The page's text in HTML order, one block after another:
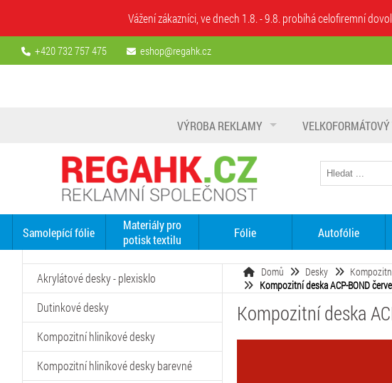
Vážení zákazníci, ve dnech 1.8. - 9.8. probíhá celofiremní
+420 732 757 475 eshop@regahk.cz
VÝROBA REKLAMY
Samolepící fólie
Materiály pro
potisk textilu
Fólie Autofólie
Akrylátové desky - plexisklo
Dutinkové desky
Kompozitní hliníkové desky
Kompozitní hliníkové desky barevné
Domů Desky
Kompozitní deska ACP-BOND
Kompozitní deska